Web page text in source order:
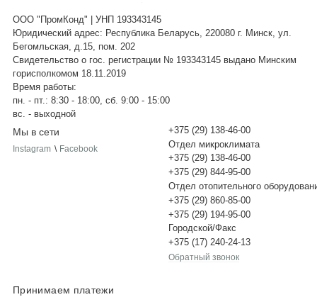
ООО "ПромКонд" | УНП 193343145
Юридический адрес: Республика Беларусь, 220080 г. Минск, ул.
Бегомльская, д.15, пом. 202
Свидетельство о гос. регистрации № 193343145 выдано Минским
горисполкомом 18.11.2019
Время работы:
пн. - пт.: 8:30 - 18:00, сб. 9:00 - 15:00
вс. - выходной
+375 (29) 138-46-00
Отдел микроклимата
+375 (29) 138-46-00
+375 (29) 844-95-00
Отдел отопительного
+375 (29) 860-85-00
+375 (29) 194-95-00
Городской/Факс
+375 (17) 240-24-13
Обратный звонок
Мы в сети
Instagram \ Facebook
Принимаем платежи